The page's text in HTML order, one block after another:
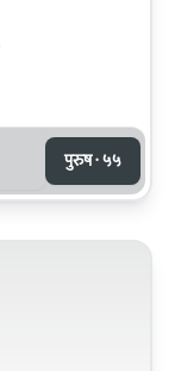
पुरुष · ५५